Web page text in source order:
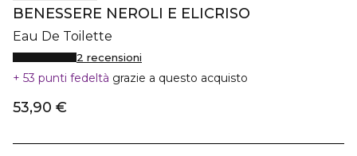
BENESSERE NEROLI E ELICRISO
Eau De Toilette
2 recensioni
53 punti fedeltà grazie a questo acquisto
53,90 €